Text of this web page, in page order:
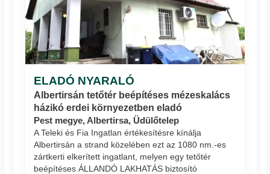
ELADÓ NYARALÓ
Albertirsán tetőtér beépítéses mézeskalács
házikó erdei környezetben eladó
Pest megye, Albertirsa, Üdülőtelep
A Teleki és Fia Ingatlan értékesítésre kínálja
Albertirsán a strand közelében ezt az 1080 nm.-es
zártkerti elkerített ingatlant, melyen egy tetőtér
beépítéses ÁLLANDÓ LAKHATÁS biztosító